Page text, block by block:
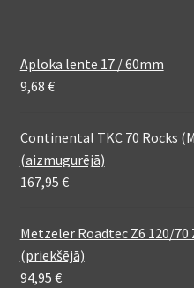
Aploka lente 17 / 60mm
9,68 €
Continental TKC 70 Rocks
(aizmugurējā)
167,95 €
Metzeler Roadtec Z6 120/70
(priekšējā)
94,95 €